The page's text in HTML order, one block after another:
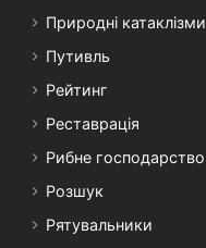
Природні катаклізми
Путивль
Рейтинг
Реставрація
Рибне господарство
Розшук
Рятувальники